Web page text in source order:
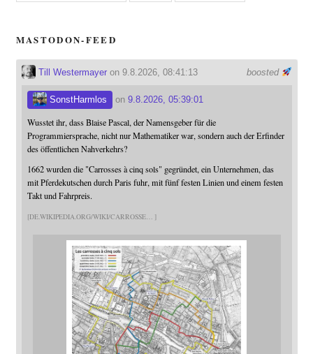
MASTODON-FEED
boosted
Till Westermayeron 9.8.2026, 08:41:13
SonstHarmlos on 9.8.2026, 05:39:01
Wusstet ihr, dass Blaise Pascal, der Namensgeber für die
Programmiersprache, nicht nur Mathematiker war, sondern auch der Erfinder
des öffentlichen Nahverkehrs?
1662 wurden die "Carrosses à cinq sols" gegründet, ein Unternehmen, das
mit Pferdekutschen durch Paris fuhr, mit fünf festen Linien und einem festen
Takt und Fahrpreis.
DE.WIKIPEDIA.ORG/WIKI/CARROSSE